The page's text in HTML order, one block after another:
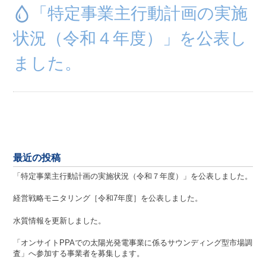
「特定事業主行動計画の実施
状況（令和４年度）」を公表し
ました。
最近の投稿
「特定事業主行動計画の実施状況（令和７年度）」を公表しました。
経営戦略モニタリング［令和7年度］を公表しました。
水質情報を更新しました。
「オンサイトPPAでの太陽光発電事業に係るサウンディング型市場調
査」へ参加する事業者を募集します。